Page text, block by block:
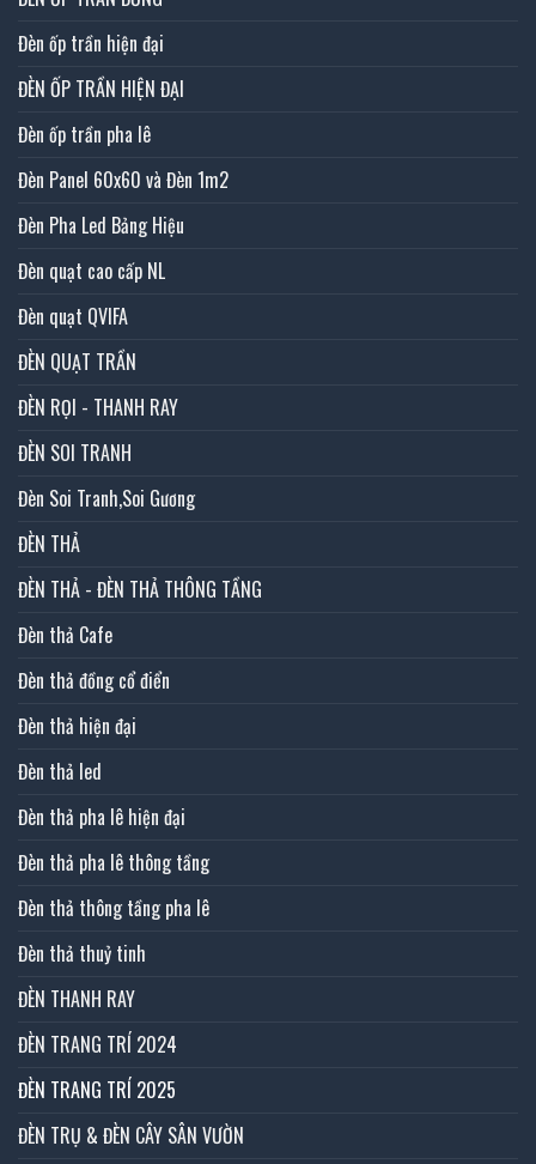
Đèn ốp trần hiện đại
ĐÈN ỐP TRẦN HIỆN ĐẠI
Đèn ốp trần pha lê
Đèn Panel 60x60 và Đèn 1m2
Đèn Pha Led Bảng Hiệu
Đèn quạt cao cấp NL
Đèn quạt QVIFA
ĐÈN QUẠT TRẦN
ĐÈN RỌI - THANH RAY
ĐÈN SOI TRANH
Đèn Soi Tranh,Soi Gương
ĐÈN THẢ
ĐÈN THẢ - ĐÈN THẢ THÔNG TẦNG
Đèn thả Cafe
Đèn thả đồng cổ điển
Đèn thả hiện đại
Đèn thả led
Đèn thả pha lê hiện đại
Đèn thả pha lê thông tầng
Đèn thả thông tầng pha lê
Đèn thả thuỷ tinh
ĐÈN THANH RAY
ĐÈN TRANG TRÍ 2024
ĐÈN TRANG TRÍ 2025
ĐÈN TRỤ & ĐÈN CÂY SÂN VƯỜN